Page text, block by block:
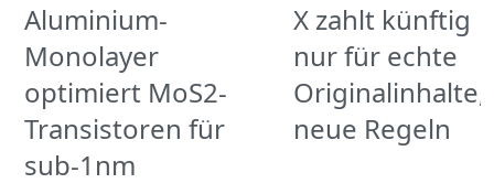
Aluminium-
Monolayer
optimiert MoS2-
Transistoren für
sub-1nm
X zahlt künftig
nur für echte
Originalinhalte,
neue Regeln